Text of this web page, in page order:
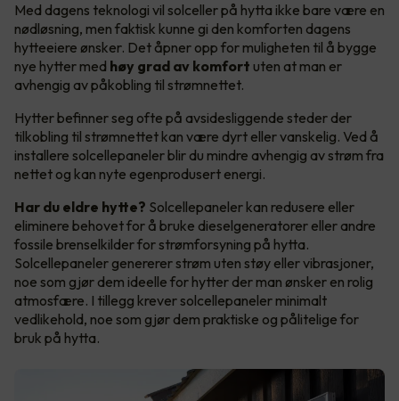
Med dagens teknologi vil solceller på hytta ikke bare være en
nødløsning, men faktisk kunne gi den komforten dagens
hytteeiere ønsker. Det åpner opp for muligheten til å bygge
nye hytter med høy grad av komfort uten at man er
avhengig av påkobling til strømnettet.
Hytter befinner seg ofte på avsidesliggende steder der
tilkobling til strømnettet kan være dyrt eller vanskelig. Ved å
installere solcellepaneler blir du mindre avhengig av strøm fra
nettet og kan nyte egenprodusert energi.
Har du eldre hytte? Solcellepaneler kan redusere eller
eliminere behovet for å bruke dieselgeneratorer eller andre
fossile brenselkilder for strømforsyning på hytta.
Solcellepaneler genererer strøm uten støy eller vibrasjoner,
noe som gjør dem ideelle for hytter der man ønsker en rolig
atmosfære. I tillegg krever solcellepaneler minimalt
vedlikehold, noe som gjør dem praktiske og pålitelige for
bruk på hytta.